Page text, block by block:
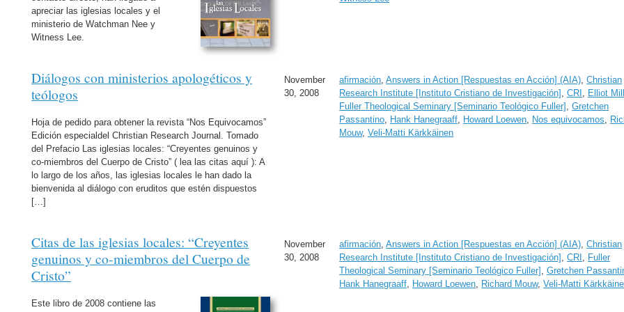
apreciar las iglesias locales y el
ministerio de Watchman Nee y
Witness Lee.
Diálogos con ministerios apologéticos y
teólogos
Hoja de pedido para obtener la revista “Nos Equivocamos”
Edición especialdel Christian Research Journal. Tomado
del Prefacio Las iglesias locales: “Creyentes genuinos y
co-miembros del Cuerpo de Cristo” ( lea las citas aquí ): A
lo largo de los años, las iglesias locales le han dado la
bienvenida al diálogo con eruditos que estén dispuestos
[…]
November
30, 2008
afirmación ,Answers in Action [Respuestas en Acción] (AIA) ,Christian
Research Institute [Instituto Cristiano de Investigación] ,CRI Elliot
Fuller Theological Seminary [Seminario Teológico Fuller] ,Gretchen
Passantino Hank Hanegraaff Howard Loewen Nos equivocamos
Mouw,Veli-Matti Kärkkäinen
Citas de las iglesias locales: “Creyentes
genuinos y co-miembros del Cuerpo de
Cristo”
Este libro de 2008 contiene las
November
30, 2008
afirmación ,Answers in Action [Respuestas en Acción] (AIA) ,Christian
Research Institute [Instituto Cristiano de Investigación] ,CRI
Fuller
Theological Seminary [Seminario Teológico Fuller] ,Gretchen
Hank Hanegraaff Howard Loewen Richard Mouw,Veli-Matti